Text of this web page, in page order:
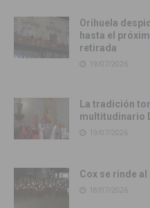
Orihuela
hasta el
retirada
19/07/2026
La tradición
multitudinario
19/07/2026
Cox se rinde
18/07/2026